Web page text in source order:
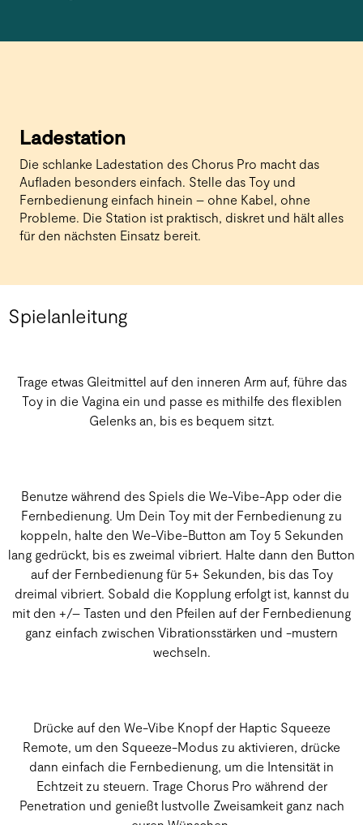
Ladestation
Die schlanke Ladestation des Chorus Pro macht das
Aufladen besonders einfach. Stelle das Toy und
Fernbedienung einfach hinein – ohne Kabel, ohne
Probleme. Die Station ist praktisch, diskret und hält alles
für den nächsten Einsatz bereit.
Spielanleitung
Trage etwas Gleitmittel auf den inneren Arm auf, führe das
Toy in die Vagina ein und passe es mithilfe des flexiblen
Gelenks an, bis es bequem sitzt.
Benutze während des Spiels die We-Vibe-App oder die
Fernbedienung. Um Dein Toy mit der Fernbedienung zu
koppeln, halte den We-Vibe-Button am Toy 5 Sekunden
lang gedrückt, bis es zweimal vibriert. Halte dann den Button
auf der Fernbedienung für 5+ Sekunden, bis das Toy
dreimal vibriert. Sobald die Kopplung erfolgt ist, kannst du
mit den +/– Tasten und den Pfeilen auf der Fernbedienung
ganz einfach zwischen Vibrationsstärken und -mustern
wechseln.
Drücke auf den We-Vibe Knopf der Haptic Squeeze
Remote, um den Squeeze-Modus zu aktivieren, drücke
dann einfach die Fernbedienung, um die Intensität in
Echtzeit zu steuern. Trage Chorus Pro während der
Penetration und genießt lustvolle Zweisamkeit ganz nach